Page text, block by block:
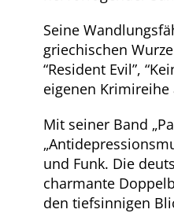
Seine
griechischen
“Resident Evil”,
eigenen Krimireihe
Mit seiner Band
und Funk. Die
charmante
den tiefsinnigen